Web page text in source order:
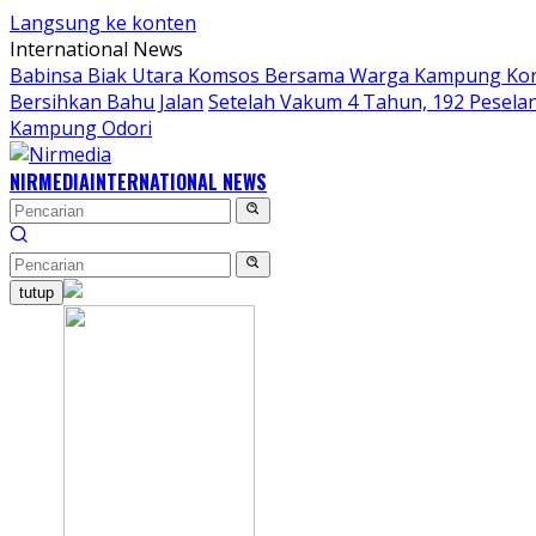
Langsung ke konten
International News
Babinsa Biak Utara Komsos Bersama Warga Kampung
Bersihkan Bahu Jalan Setelah Vakum 4 Tahun, 192
Kampung Odori
NIRMEDIAINTERNATIONAL NEWS
tutup